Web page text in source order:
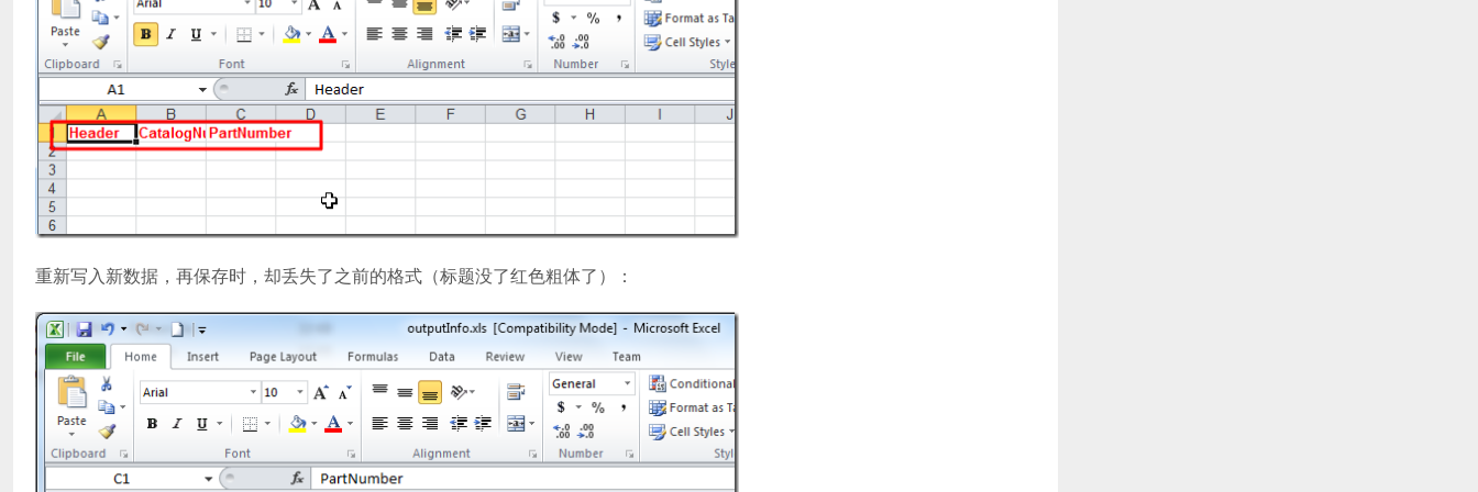
重新写入新数据，再保存时，却丢失了之前的格式（标题没了红色粗体了）：